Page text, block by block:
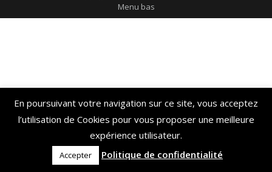
Menu bas
En poursuivant votre navigation sur ce site, vous acceptez
l’utilisation de Cookies pour vous proposer une meilleure
expérience utilisateur.
Accepter Politique de confidentialité